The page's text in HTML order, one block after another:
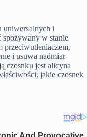
uniwersalnych i
spożywany w stanie
przeciwutleniaczem,
i usuwa nadmiar
czosnku jest alicyna
jakie czosnek